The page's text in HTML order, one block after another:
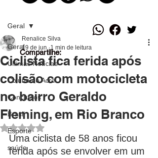
Geral
Últimas Notícias
Coluna do Acre
Concursos
Brasil
Esporte
saúde
Geral
Ciclista fica ferida após
colisão com motocicleta
no bairro Geraldo
Fleming, em Rio Branco
Renalice Silva
19 de jun. 1 min de leitura
Avaliado com NaN de 5 estrelas.
Uma ciclista de 58 anos ficou
ferida após se envolver em um
Compartilhe: